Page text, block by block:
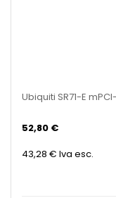
Ubiquiti SR71-E
52,80 €
43,28 € Iva esc.